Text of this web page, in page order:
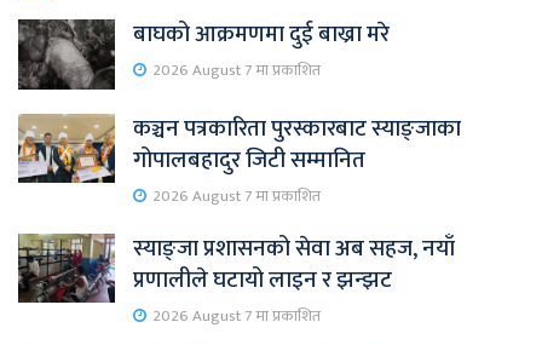
बाघको आक्रमणमा दुई बाख्रा मरे
2026 August 7 मा प्रकाशित
कञ्चन पत्रकारिता पुरस्कारबाट स्याङ्जाका
गोपालबहादुर जिटी सम्मानित
2026 August 7 मा प्रकाशित
स्याङ्जा प्रशासनको सेवा अब सहज, नयाँ
प्रणालीले घटायो लाइन र झन्झट
2026 August 7 मा प्रकाशित